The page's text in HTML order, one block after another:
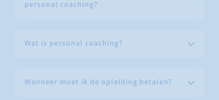
personal coaching?
Wat is personal coaching?
Wanneer moet ik de opleiding betalen?